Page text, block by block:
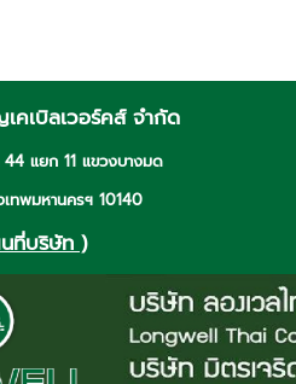
คเบิลเวอร์คส์ จำกัด
แยก 11 แขวงบางมด
ทพมหานครฯ 10140
ที่บริษัท )